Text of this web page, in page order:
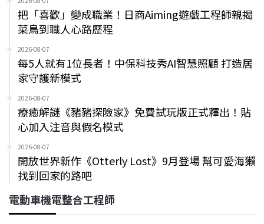
把「喜歡」變成職業！日商Aiming遊戲工程師親揭
菜鳥到職人心路歷程
2026-08-07
每5人就有1位長者！中保科技秀AI智慧照顧 打造居
家守護新模式
2026-08-07
療癒解謎《豬豬探險家》免費試玩版正式釋出！貼
心加入注音與假名模式
2026-08-07
開放世界新作《Otterly Lost》9月登場 幫可愛海獺
找到回家的路吧
電動車機電整合工程師